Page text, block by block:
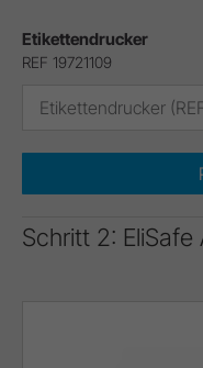
Etikettendrucker
REF 19721109
Etikettendrucker
Schritt 2: